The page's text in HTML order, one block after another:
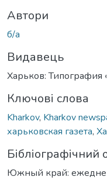
Автори
б/а
Видавець
Харьков:
Ключові слова
Kharkov, Kharkov
харьковская газета,
Бібліографічний
Южный край: